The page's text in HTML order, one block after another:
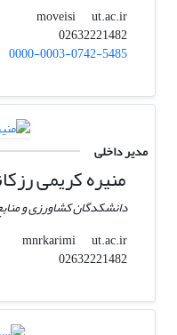
moveisi
ut.ac.ir
02632221482
0000-0003-0742-5485
مدیر داخلی
منیره کریمی
دانشکدگان کشاورزی و
mnrkarimi
ut.ac.ir
02632221482